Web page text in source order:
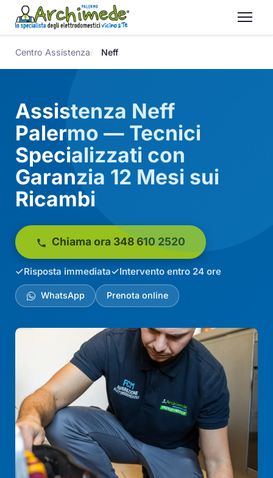
Centro Assistenza Neff
Assistenza Neff
Palermo — Tecnici
Specializzati con
Garanzia 12 Mesi sui
Ricambi
Chiama ora 348 610 2520
Risposta immediata Intervento entro 24 ore
WhatsApp Prenota online